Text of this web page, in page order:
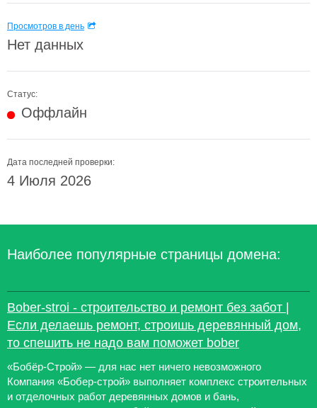
Просмотров в день
Нет данных
Статус:
Оффлайн
Дата последней проверки:
4 Июля 2026
Наиболее популярные страницы домена:
Bober-stroi - строительство и ремонт без забот |
Если делаешь ремонт, строишь деревянный дом,
то спешить не надо вам поможет bober
«Бобёр-Строй» — для нас нет ничего невозможного
Компания «Бобер-строй» выполняет комплекс строительных
и отделочных работ деревянных домов и бань,